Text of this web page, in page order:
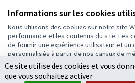
Informations sur les cookies
Nous utilisons des cookies sur notre site
performance et les contenus du site. Les
de fournir une expérience utilisateur et un
personnalisés à partir de nos canaux de
Tout accepter
Conditions d'utilisation
Paramètres des cookies
Ecrivons Angers sur X
(Lien externe)
Ecrivons Angers sur Facebook
(Lien externe)
Ce site utilise des cookies et vous
que vous souhaitez activer